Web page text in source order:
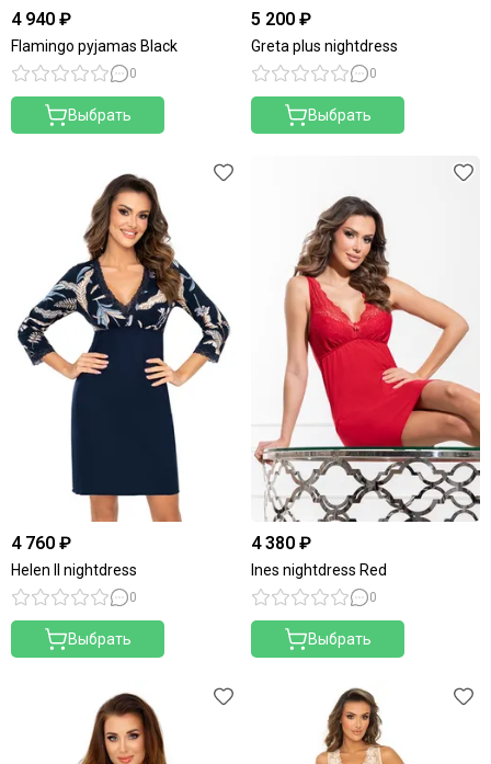
4 940 ₽
Flamingo pyjamas Black
0
Выбрать
5 200 ₽
Greta plus nightdress
0
Выбрать
4 760 ₽
Helen II nightdress
0
Выбрать
4 380 ₽
Ines nightdress Red
0
Выбрать